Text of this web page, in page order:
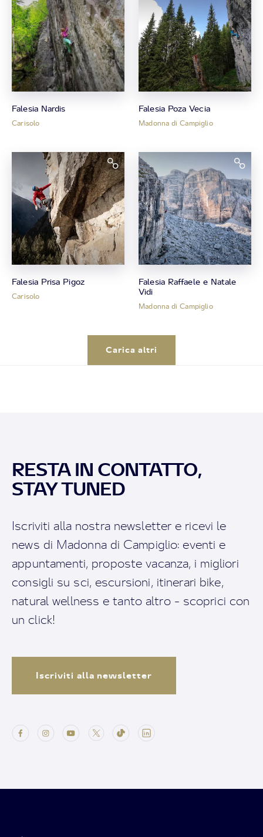
Falesia Nardis
Carisolo
Falesia Poza Vecia
Madonna di Campiglio
Falesia Prisa Pigoz
Carisolo
Falesia Raffaele e Natale
Vidi
Madonna di Campiglio
Carica altri
RESTA IN CONTATTO,
STAY TUNED
Iscriviti alla nostra newsletter e ricevi le
news di Madonna di Campiglio: eventi e
appuntamenti, proposte vacanza, i migliori
consigli su sci, escursioni, itinerari bike,
natural wellness e tanto altro - scoprici con
un click!
Iscriviti alla newsletter